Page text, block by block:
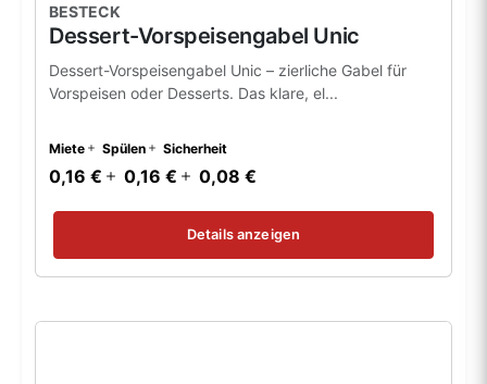
BESTECK
Dessert-Vorspeisengabel Unic
Dessert-Vorspeisengabel Unic – zierliche Gabel für
Vorspeisen oder Desserts. Das klare, el...
Miete Spülen Sicherheit
0,16 € 0,16 € 0,08 €
Details anzeigen